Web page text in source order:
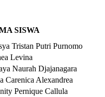
SISWA
Tristan Putri Purnomo
Levina
Naurah Djajanagara
Carenica Alexandrea
Pernique Callula